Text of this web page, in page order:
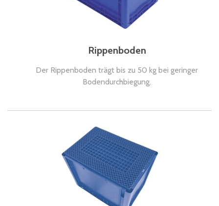
Rippenboden
Der Rippenboden trägt bis zu 50 kg bei geringer
Bodendurchbiegung.